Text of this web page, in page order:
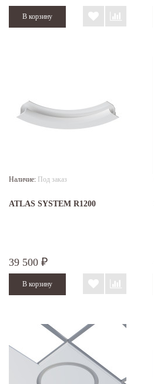
Наличие: Под заказ
ATLAS SYSTEM R1200
39 500 ₽